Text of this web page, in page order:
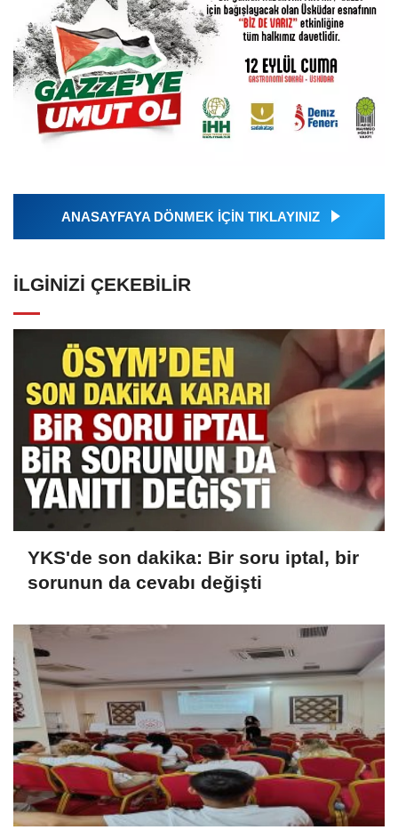
ANASAYFAYA DÖNMEK İÇİN TIKLAYINIZ
İLGINIZI ÇEKEBILIR
YKS'de son dakika: Bir soru iptal, bir
sorunun da cevabı değişti